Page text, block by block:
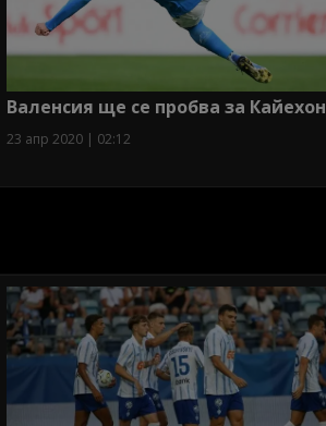
Валенсия ще се пробва за Кайехон
23 апр 2020 | 02:12